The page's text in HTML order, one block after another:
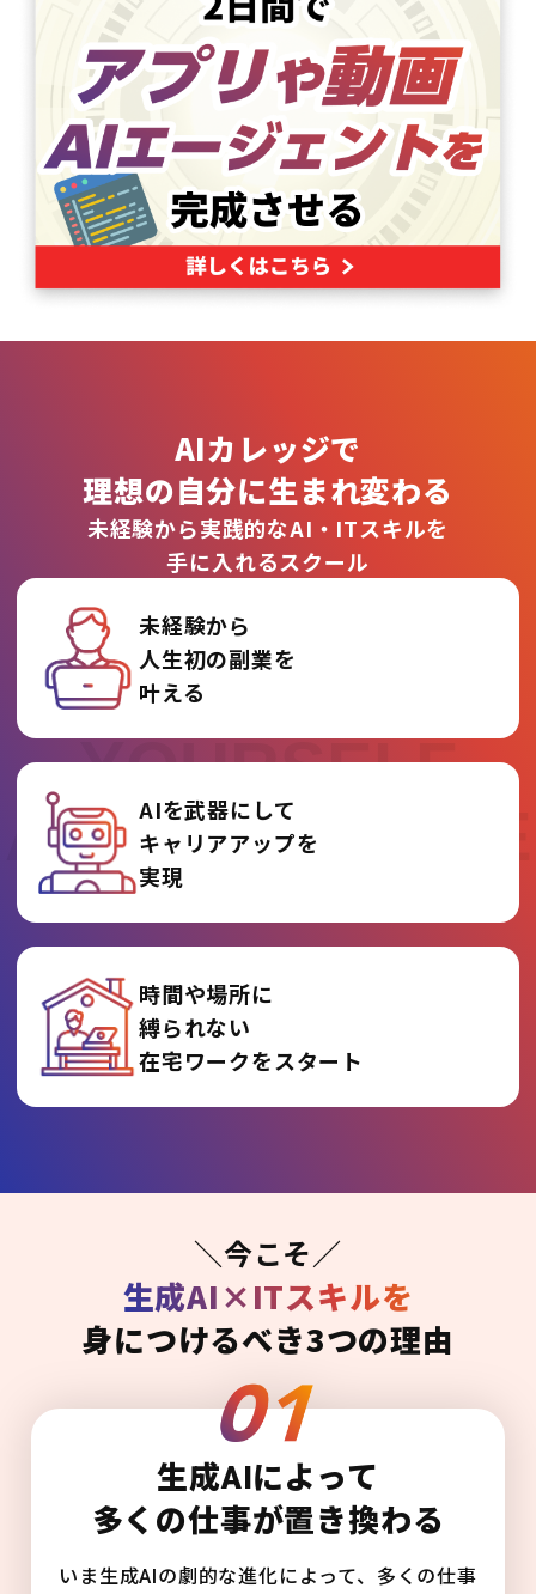
REINVENT
YOURSELF
AT AI COLLEGE
AIカレッジで
理想の自分に生まれ変わる
未経験から実践的なAI・ITスキルを
手に入れるスクール
未経験から
人生初の副業を
叶える
AIを武器にして
キャリアアップを
実現
時間や場所に
縛られない
在宅ワークをスタート
＼今こそ／
生成AI×ITスキルを
身につけるべき3つの理由
生成AIによって
多くの仕事が置き換わる
いま生成AIの劇的な進化によって、多くの仕事